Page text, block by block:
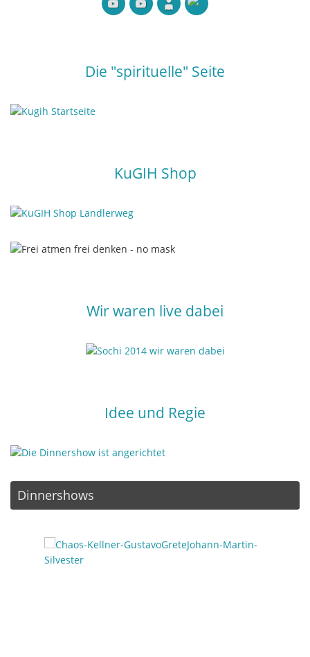
Die "spirituelle" Seite
KuGIH Shop
Wir waren live dabei
Idee und Regie
Dinnershows